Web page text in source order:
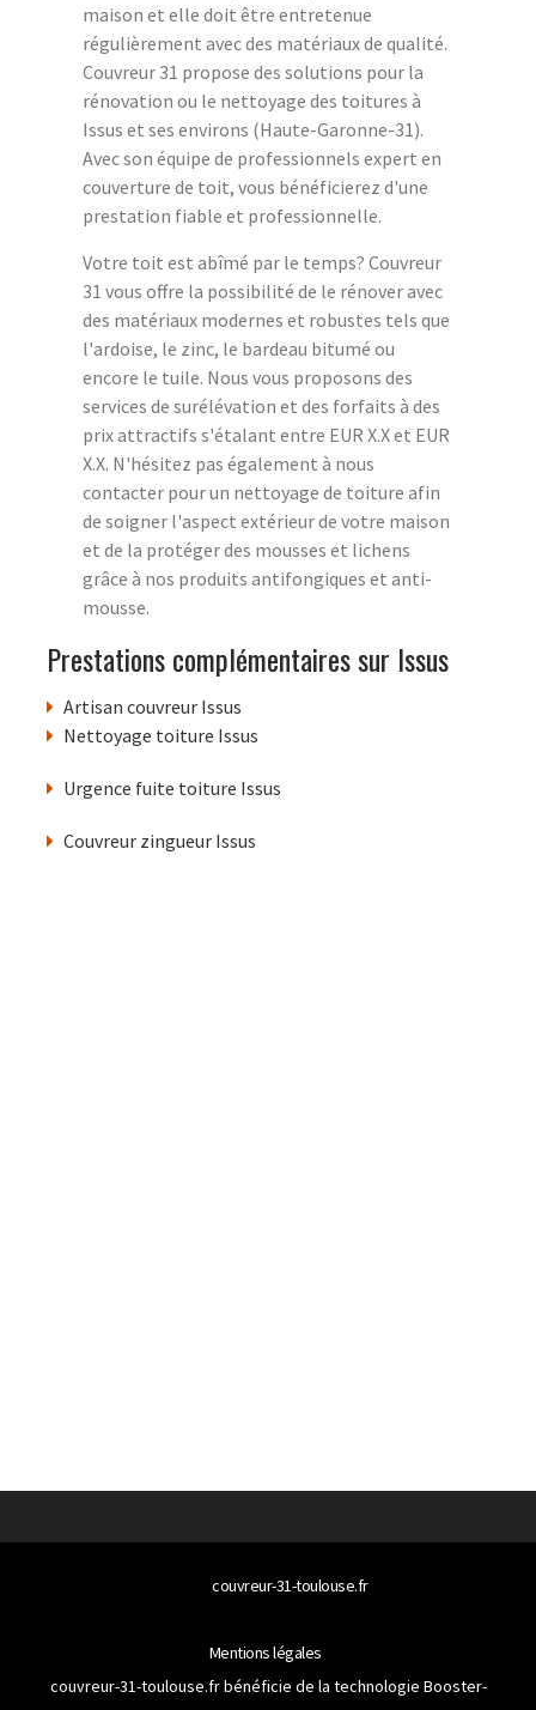
maison et elle doit être entretenue
régulièrement avec des matériaux de qualité.
Couvreur 31 propose des solutions pour la
rénovation ou le nettoyage des toitures à
Issus et ses environs (Haute-Garonne-31).
Avec son équipe de professionnels expert en
couverture de toit, vous bénéficierez d'une
prestation fiable et professionnelle.
Votre toit est abîmé par le temps? Couvreur
31 vous offre la possibilité de le rénover avec
des matériaux modernes et robustes tels que
l'ardoise, le zinc, le bardeau bitumé ou
encore le tuile. Nous vous proposons des
services de surélévation et des forfaits à des
prix attractifs s'étalant entre EUR X.X et EUR
X.X. N'hésitez pas également à nous
contacter pour un nettoyage de toiture afin
de soigner l'aspect extérieur de votre maison
et de la protéger des mousses et lichens
grâce à nos produits antifongiques et anti-
mousse.
Prestations complémentaires sur Issus
Artisan couvreur Issus
Nettoyage toiture Issus
Urgence fuite toiture Issus
Couvreur zingueur Issus
couvreur-31-toulouse.fr
Mentions légales
couvreur-31-toulouse.fr bénéficie de la technologie Booster-